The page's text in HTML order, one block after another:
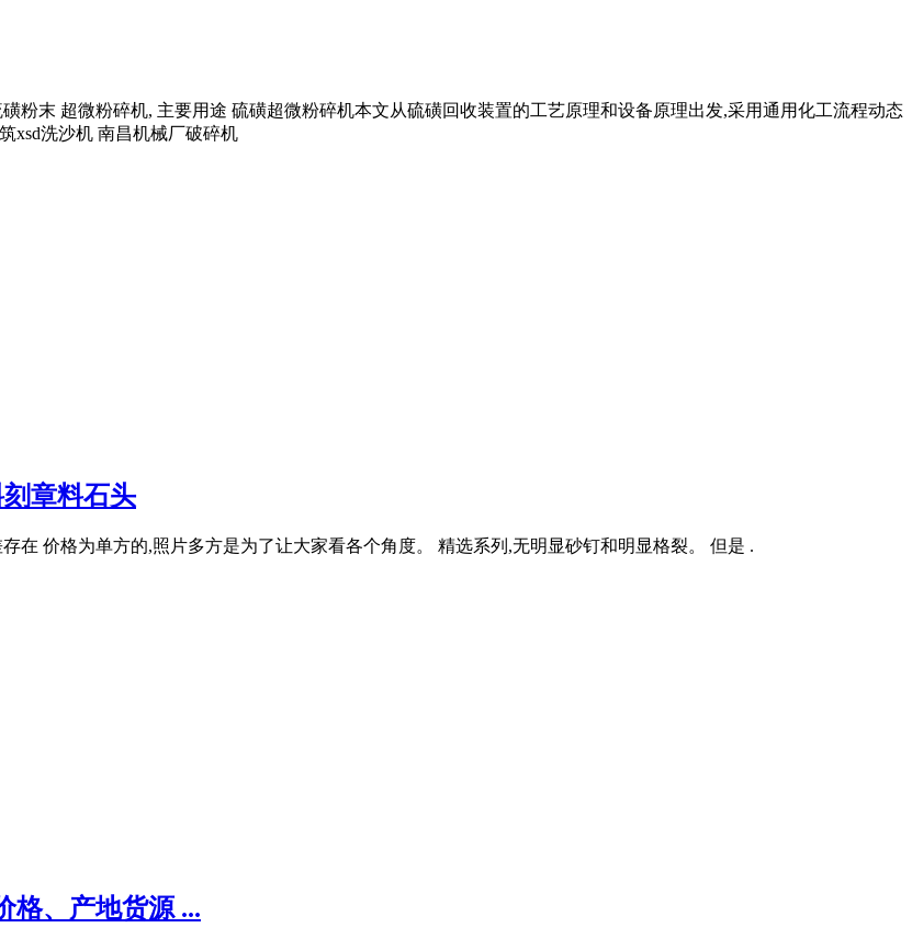
粉末 超微粉碎机, 主要用途 硫磺超微粉碎机本文从硫磺回收装置的工艺原理和设备原理出发,采用通用化工流程动态
xsd洗沙机 南昌机械厂破碎机
章料石头
在 价格为单方的,照片多方是为了让大家看各个角度。 精选系列,无明显砂钉和明显格裂。 但是 .
格、产地货源 ...